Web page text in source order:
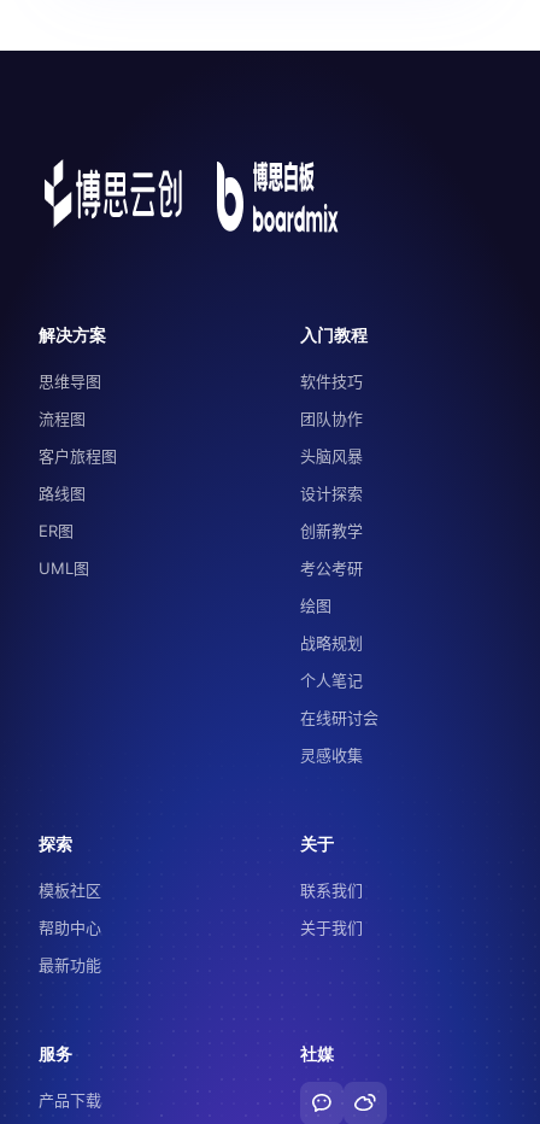
解决方案
思维导图
流程图
客户旅程图
路线图
ER图
UML图
入门教程
软件技巧
团队协作
头脑风暴
设计探索
创新教学
考公考研
绘图
战略规划
个人笔记
在线研讨会
灵感收集
探索
模板社区
帮助中心
最新功能
关于
联系我们
关于我们
服务
产品下载
社媒